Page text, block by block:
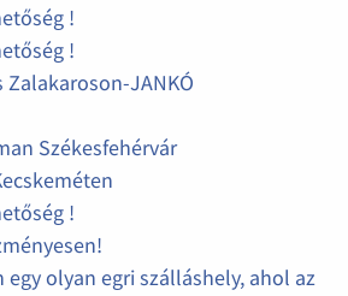
!
!
JANKÓ
Székesfehérvár
!
egy olyan egri szálláshely, ahol az